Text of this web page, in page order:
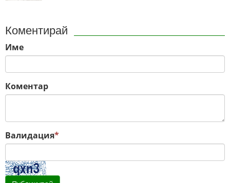
Коментирай
Име
Коментар
Валидация*